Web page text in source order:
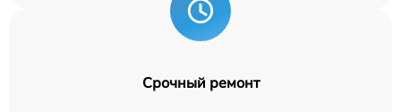
Срочный ремонт